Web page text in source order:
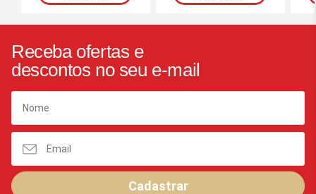
Receba ofertas e
descontos no seu e-mail
Cadastrar